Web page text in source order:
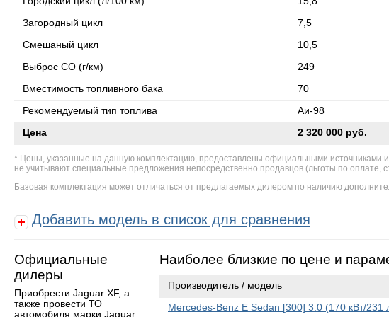
Загородный цикл 7,5
Смешаный цикл 10,5
Выброс СО (г/км) 249
Вместимость топливного бака 70
Рекомендуемый тип топлива Аи-98
Цена 2 320 000 руб.
Цены, указанные на данную комплектацию, предоставлены официальными
не учитывают специальные предложения непосредственно продавцов (льготы по оплате,
Базовая комплектация может отличаться от предлагаемых дилером по наличию
Добавить модель в список для сравнения
Официальные
дилеры
Приобрести Jaguar XF, а
также провести ТО
автомобиля марки Jaguar,
Наиболее близкие по цене и
Производитель / модель
Mercedes-Benz E Sedan [300] 3.0 (170 кВт/231